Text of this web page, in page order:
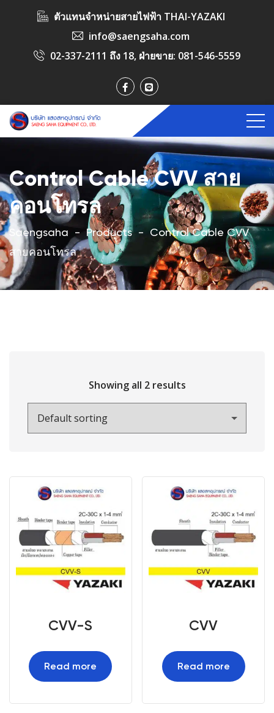
ตัวแทนจำหน่ายสายไฟฟ้า THAI-YAZAKI
info@saengsaha.com
02-337-2111 ถึง 18, ฝ่ายขาย: 081-546-5559
Control Cable CVV สาย
คอนโทรล
Saengsaha - Products -
Control Cable CVV
สายคอนโทรล
Showing all 2 results
CVV-S
Read more
CVV
Read more